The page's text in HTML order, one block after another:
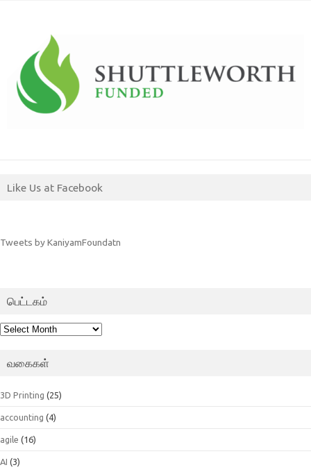
Like Us at Facebook
Tweets by KaniyamFoundatn
பெட்டகம்
பெட்டகம்
வகைகள்
3D Printing (25)
accounting (4)
agile (16)
AI (3)